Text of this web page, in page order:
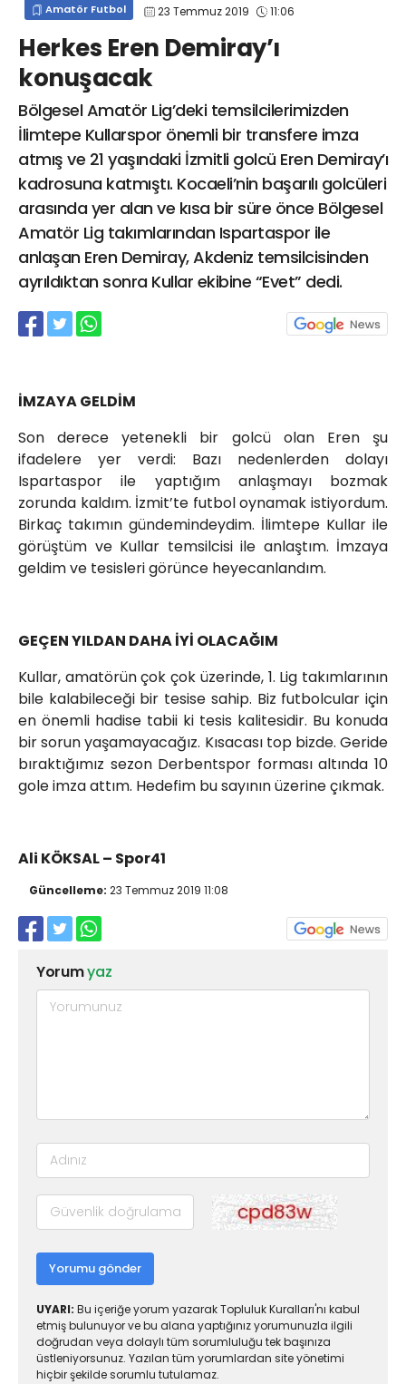
Amatör Futbol 23 Temmuz 2019 11:06
Herkes Eren Demiray’ı
konuşacak
Bölgesel Amatör Lig’deki temsilcilerimizden
İlimtepe Kullarspor önemli bir transfere imza
atmış ve 21 yaşındaki İzmitli golcü Eren Demiray’ı
kadrosuna katmıştı. Kocaeli’nin başarılı golcüleri
arasında yer alan ve kısa bir süre önce Bölgesel
Amatör Lig takımlarından Ispartaspor ile
anlaşan Eren Demiray, Akdeniz temsilcisinden
ayrıldıktan sonra Kullar ekibine “Evet” dedi.
İMZAYA GELDİM
Son derece yetenekli bir golcü olan Eren şu
ifadelere yer verdi: Bazı nedenlerden dolayı
Ispartaspor ile yaptığım anlaşmayı bozmak
zorunda kaldım. İzmit’te futbol oynamak istiyordum.
Birkaç takımın gündemindeydim. İlimtepe Kullar ile
görüştüm ve Kullar temsilcisi ile anlaştım. İmzaya
geldim ve tesisleri görünce heyecanlandım.
GEÇEN YILDAN DAHA İYİ OLACAĞIM
Kullar, amatörün çok çok üzerinde, 1. Lig takımlarının
bile kalabileceği bir tesise sahip. Biz futbolcular için
en önemli hadise tabii ki tesis kalitesidir. Bu konuda
bir sorun yaşamayacağız. Kısacası top bizde. Geride
bıraktığımız sezon Derbentspor forması altında 10
gole imza attım. Hedefim bu sayının üzerine çıkmak.
Ali KÖKSAL – Spor41
Güncelleme: 23 Temmuz 2019 11:08
Yorumyaz
Yorumu gönder
UYARI: Bu içeriğe yorum yazarak Topluluk Kuralları'nı kabul
etmiş bulunuyor ve bu alana yaptığınız yorumunuzla ilgili
doğrudan veya dolaylı tüm sorumluluğu tek başınıza
üstleniyorsunuz. Yazılan tüm yorumlardan site yönetimi
hiçbir şekilde sorumlu tutulamaz.
info@spor41.com